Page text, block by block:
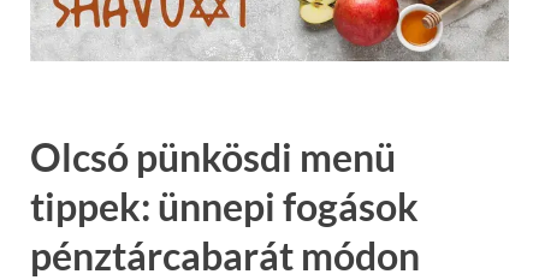
Olcsó pünkösdi menü
tippek: ünnepi fogások
pénztárcabarát módon